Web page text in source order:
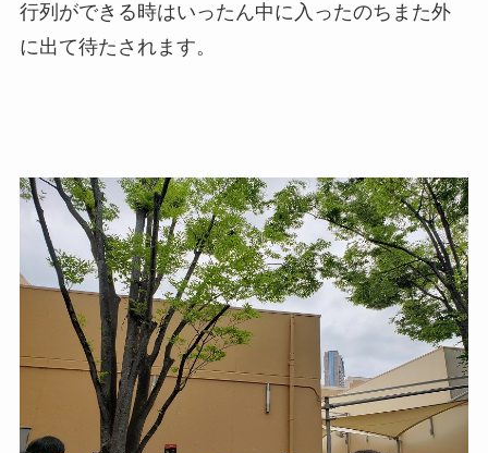
行列ができる時はいったん中に入ったのちまた外
に出て待たされます。